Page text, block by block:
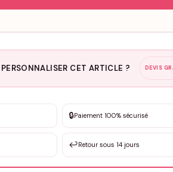
CET ARTICLE ? DEVIS
mesure
de 3 à 10€ selon la demande
🔒Paiement 100% sécurisé
↩️Retour sous 14 jours